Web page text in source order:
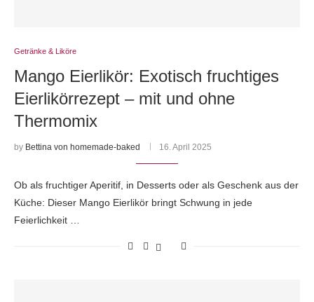
Getränke & Liköre
Mango Eierlikör: Exotisch fruchtiges
Eierlikörrezept – mit und ohne
Thermomix
by Bettina von homemade-baked 16. April 2025
Ob als fruchtiger Aperitif, in Desserts oder als Geschenk aus der
Küche: Dieser Mango Eierlikör bringt Schwung in jede
Feierlichkeit …